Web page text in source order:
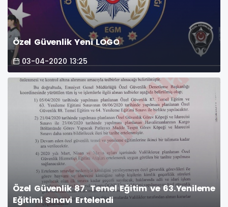
Özel Güvenlik Yeni LOGO
03-04-2020 13:25
Özel Güvenlik 87. Temel Eğitim ve 63.Yenileme
Eğitimi Sınavi Ertelendi